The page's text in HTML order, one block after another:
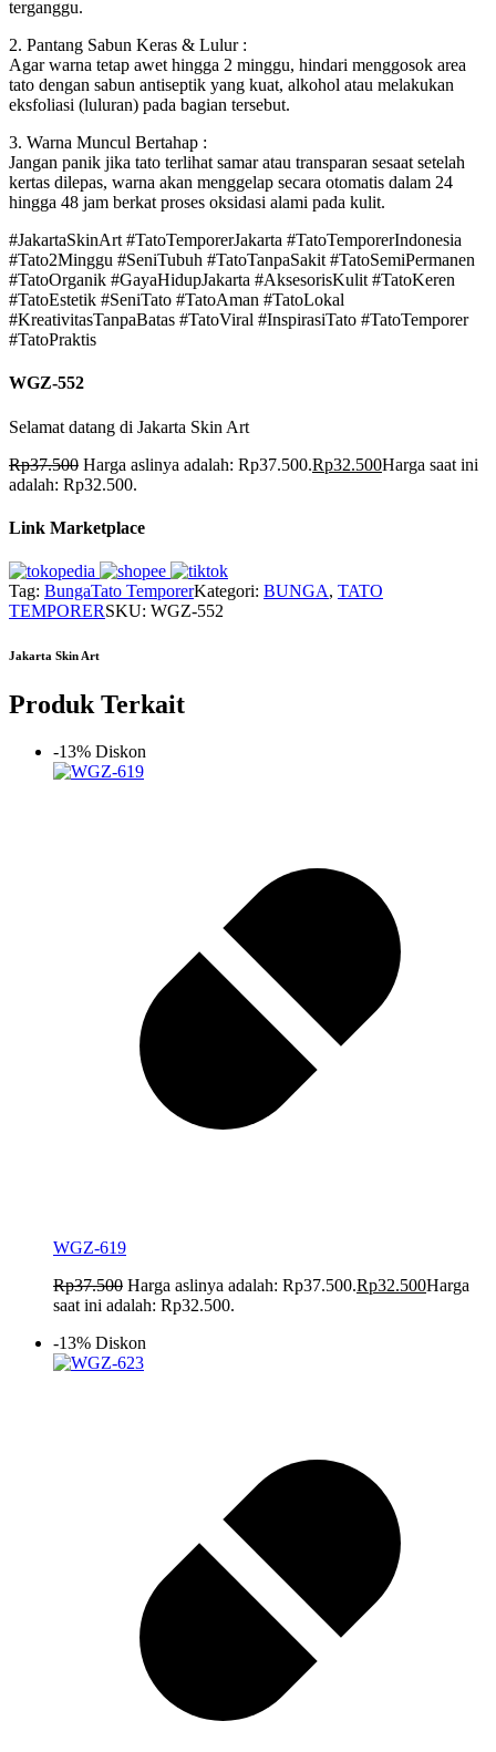
terganggu.
2. Pantang Sabun Keras & Lulur :
Agar warna tetap awet hingga 2 minggu, hindari menggosok area
tato dengan sabun antiseptik yang kuat, alkohol atau melakukan
eksfoliasi (luluran) pada bagian tersebut.
3. Warna Muncul Bertahap :
Jangan panik jika tato terlihat samar atau transparan sesaat setelah
kertas dilepas, warna akan menggelap secara otomatis dalam 24
hingga 48 jam berkat proses oksidasi alami pada kulit.
#JakartaSkinArt #TatoTemporerJakarta #TatoTemporerIndonesia
#Tato2Minggu #SeniTubuh #TatoTanpaSakit #TatoSemiPermanen
#TatoOrganik #GayaHidupJakarta #AksesorisKulit #TatoKeren
#TatoEstetik #SeniTato #TatoAman #TatoLokal
#KreativitasTanpaBatas #TatoViral #InspirasiTato #TatoTemporer
#TatoPraktis
WGZ-552
Selamat datang di Jakarta Skin Art
Rp37.500 Harga aslinya adalah: Rp37.500.Rp32.500Harga saat ini
adalah: Rp32.500.
Link Marketplace
Tag: BungaTato TemporerKategori: BUNGA, TATO
TEMPORERSKU: WGZ-552
Jakarta Skin Art
Produk Terkait
-13% Diskon
WGZ-619
Rp37.500 Harga aslinya adalah: Rp37.500.Rp32.500Harga
saat ini adalah: Rp32.500.
-13% Diskon